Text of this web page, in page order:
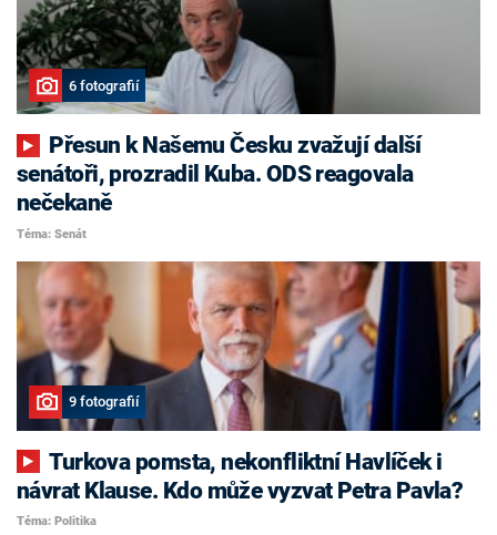
6 fotografií
senátoři, prozradil Kuba. ODS reagovala
nečekaně
Téma: Senát
9 fotografií
Turkova pomsta, nekonfliktní Havlíček i
návrat Klause. Kdo může vyzvat Petra Pavla?
Téma: Politika